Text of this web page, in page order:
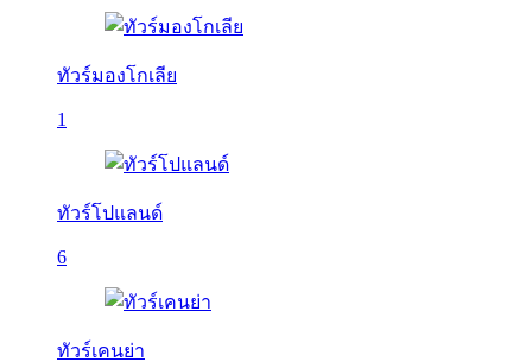
ทัวร์มองโกเลีย
1
ทัวร์โปแลนด์
6
ทัวร์เคนย่า